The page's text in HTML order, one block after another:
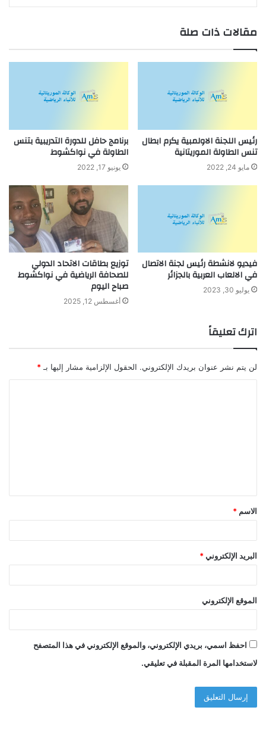
مقالات ذات صلة
رئيس اللجنة الاولمبية يكرم ابطال
تنس الطاولة الموريتانية
مايو 24, 2022
برنامج حافل للدورة التدريبية بتنس
الطاولة في نواكشوط
يونيو 17, 2022
فيديو لانشطة رئيس لجنة الاتصال
في الالعاب العربية بالجزائر
يوليو 30, 2023
توزيع بطاقات الاتحاد الدولي
للصحافة الرياضية في نواكشوط
صباح اليوم
أغسطس 12, 2025
اترك تعليقاً
لن يتم نشر عنوان بريدك الإلكتروني. الحقول الإلزامية مشار إليها بـ *
ق
*
الاسم *
البريد الإلكتروني *
الموقع الإلكتروني
احفظ اسمي، بريدي الإلكتروني، والموقع الإلكتروني في هذا المتصفح
لاستخدامها المرة المقبلة في تعليقي.